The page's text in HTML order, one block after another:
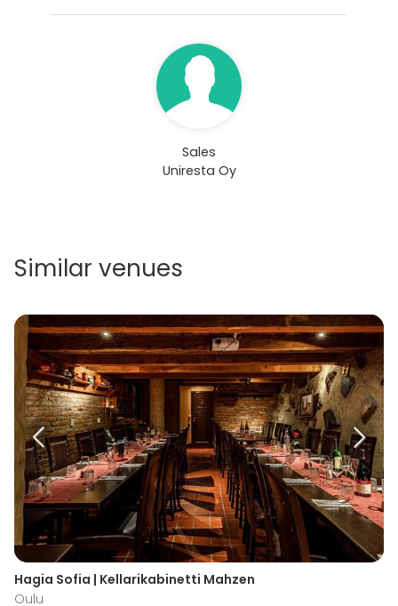
Sales
Uniresta Oy
Similar venues
Hagia Sofia | Kellarikabinetti Mahzen
Oulu